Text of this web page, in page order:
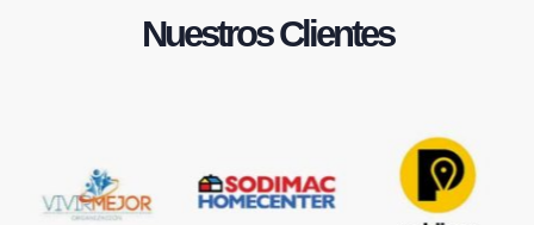
Nuestros Clientes